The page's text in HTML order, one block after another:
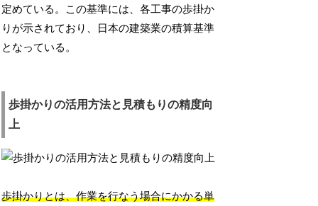
定めている。この基準には、各工事の歩掛か
りが示されており、日本の建築業の積算基準
となっている。
歩掛かりの活用方法と見積もりの精度向
上
歩掛かりとは、作業を行なう場合にかかる単